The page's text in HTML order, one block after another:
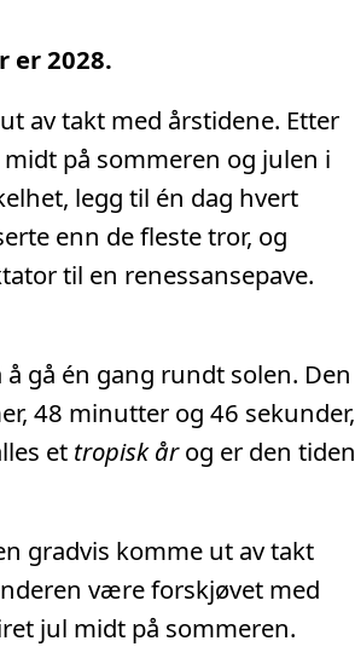
er 2028.
av takt med årstidene. Etter
på sommeren og julen i
legg til én dag hvert
enn de fleste tror, og
til en renessansepave.
gå én gang rundt solen. Den
48 minutter og 46 sekunder,
et tropisk årog er den tiden
gradvis komme ut av takt
være forskjøvet med
jul midt på sommeren.